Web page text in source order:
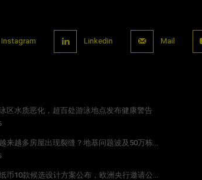
Instagram Linkedin Mail
区水质恶化，超百处游泳地点发布健康警告
来越多房屋出现裂缝？地基问题波及50万栋...
币10款候选设计方案公布，欧洲央行邀请公...